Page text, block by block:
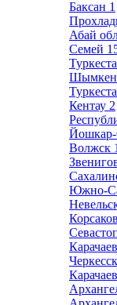
Баксан 1
Абай
Семей
Кентау 2
Волжск 1
Южно-
Корсаков
Черкесск